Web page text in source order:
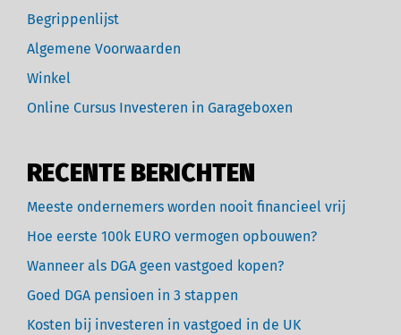
Begrippenlijst
Algemene Voorwaarden
Winkel
Online Cursus Investeren in Garageboxen
RECENTE BERICHTEN
Meeste ondernemers worden nooit financieel vrij
Hoe eerste 100k EURO vermogen opbouwen?
Wanneer als DGA geen vastgoed kopen?
Goed DGA pensioen in 3 stappen
Kosten bij investeren in vastgoed in de UK